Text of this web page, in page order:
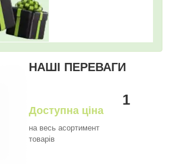
НАШІ ПЕРЕВАГИ
1
Доступна ціна
на весь асортимент
товарів